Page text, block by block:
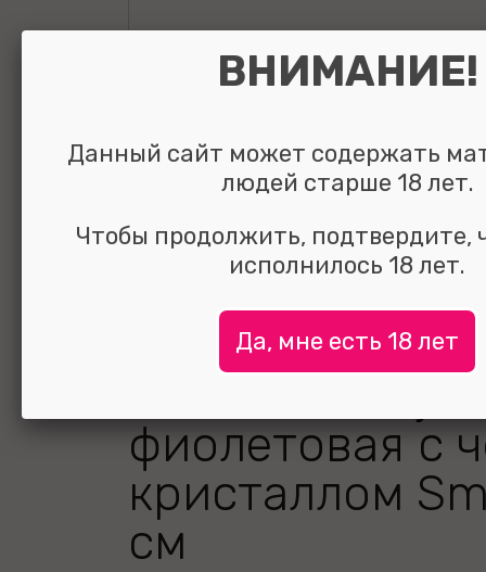
фиолетовая с
кристаллом
см
ВНИМАНИЕ!
Данный сайт может содержать
людей старше 18 лет.
Чтобы продолжить, подтвердите,
исполнилось 18 лет.
Да, мне есть 18 лет